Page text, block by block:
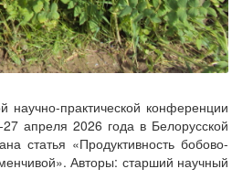
практической конференции
апреля 2026 года в Белорусской
статья «Продуктивность бобово-
Авторы: старший научный